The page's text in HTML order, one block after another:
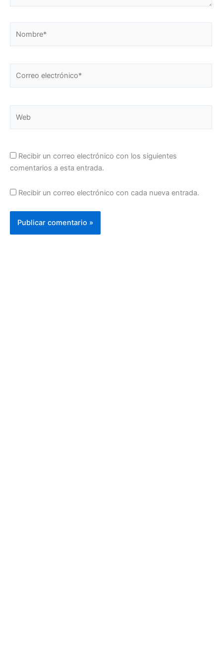
electrónico*
Recibir un correo electrónico con los siguientes
comentarios a esta entrada.
Recibir un correo electrónico con cada nueva entrada.